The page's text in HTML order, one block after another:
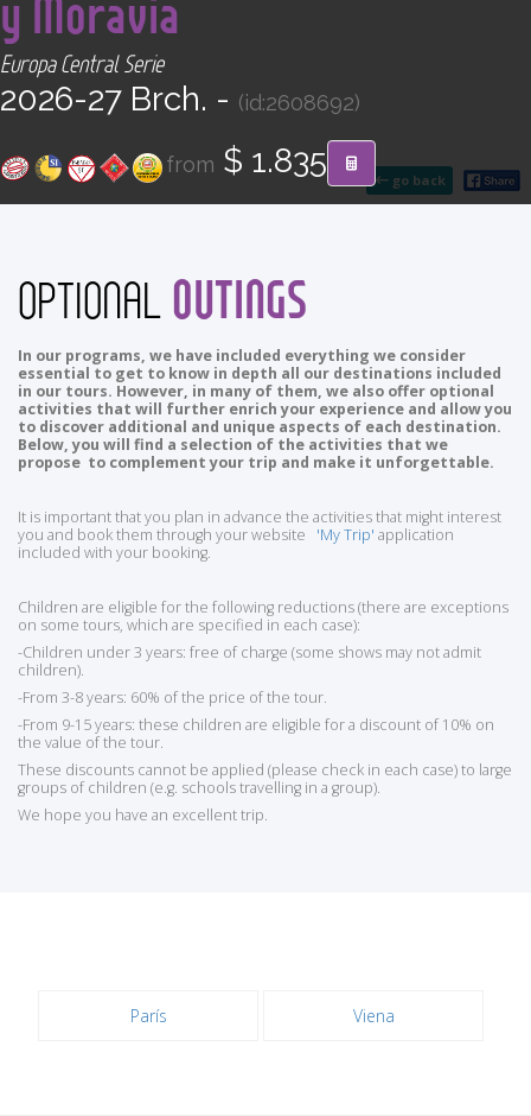
go back
y Moravia
Europa Central Serie
2026-27 Brch. - (id:2608692)
from $ 1.835
OPTIONALOUTINGS
In our programs, we have included everything we consider
essential to get to know in depth all our destinations included
in our tours. However, in many of them, we also offer optional
activities that will further enrich your experience and allow you
to discover additional and unique aspects of each destination.
Below, you will find a selection of the activities that we
propose to complement your trip and make it unforgettable.
It is important that you plan in advance the activities that might interest
you and book them through your website 'My Trip' application
included with your booking.
Children are eligible for the following reductions (there are exceptions
on some tours, which are specified in each case):
-Children under 3 years: free of charge (some shows may not admit
children).
-From 3-8 years: 60% of the price of the tour.
-From 9-15 years: these children are eligible for a discount of 10% on
the value of the tour.
These discounts cannot be applied (please check in each case) to large
groups of children (e.g. schools travelling in a group).
We hope you have an excellent trip.
París Viena